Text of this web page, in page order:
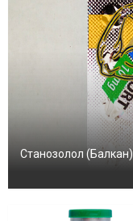
Станозолол (Балкан)